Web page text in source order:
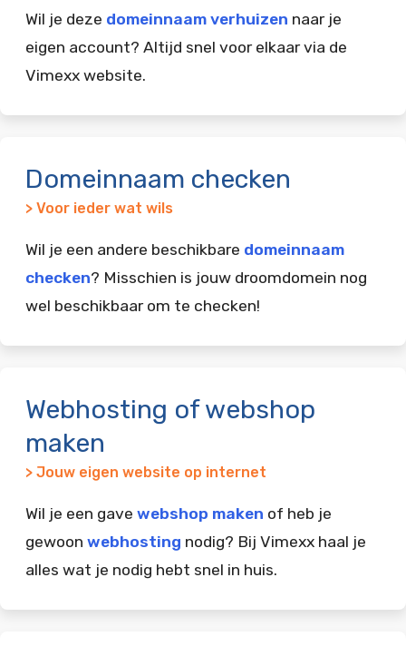
Wil je deze domeinnaam verhuizen naar je
eigen account? Altijd snel voor elkaar via de
Vimexx website.
Domeinnaam checken
> Voor ieder wat wils
Wil je een andere beschikbare domeinnaam
checken? Misschien is jouw droomdomein nog
wel beschikbaar om te checken!
Webhosting of webshop
maken
> Jouw eigen website op internet
Wil je een gave webshop maken of heb je
gewoon webhosting nodig? Bij Vimexx haal je
alles wat je nodig hebt snel in huis.